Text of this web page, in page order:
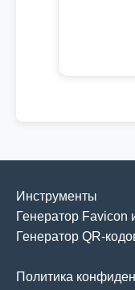
Инструменты
Генератор Favicon
Генератор QR-
Политика